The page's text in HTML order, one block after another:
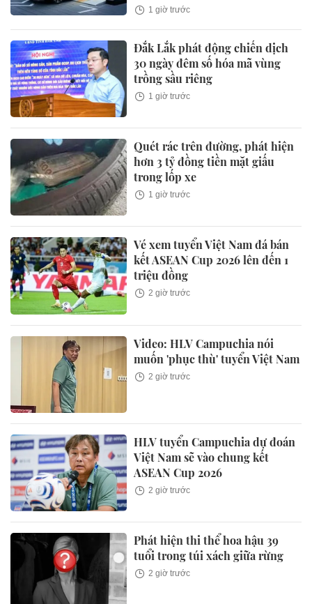
1 giờ trước
Đắk Lắk phát động chiến dịch
30 ngày đêm số hóa mã vùng
trồng sầu riêng
1 giờ trước
Quét rác trên đường, phát hiện
hơn 3 tỷ đồng tiền mặt giấu
trong lốp xe
1 giờ trước
Vé xem tuyển Việt Nam đá bán
kết ASEAN Cup 2026 lên đến 1
triệu đồng
2 giờ trước
Video: HLV Campuchia nói
muốn 'phục thù' tuyển Việt Nam
2 giờ trước
HLV tuyển Campuchia dự đoán
Việt Nam sẽ vào chung kết
ASEAN Cup 2026
2 giờ trước
Phát hiện thi thể hoa hậu 39
tuổi trong túi xách giữa rừng
2 giờ trước